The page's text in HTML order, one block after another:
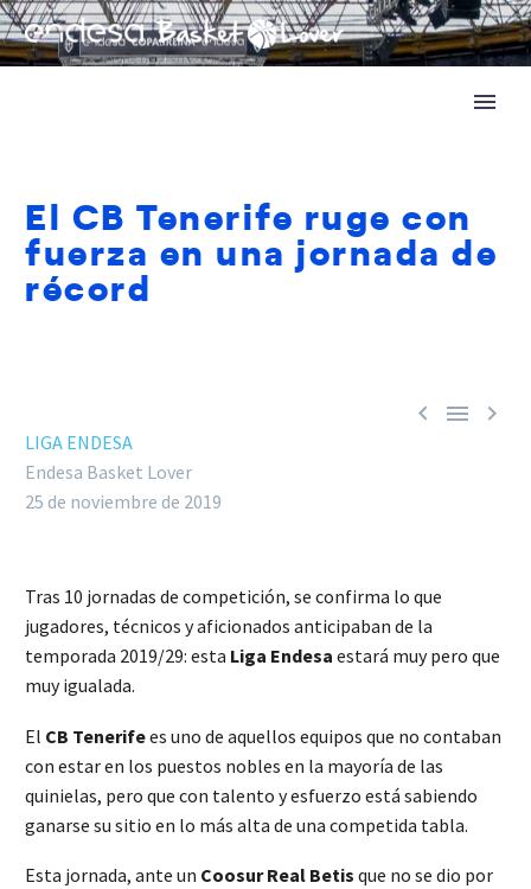
El CB Tenerife ruge con
fuerza en una jornada de
récord
  
LIGA ENDESA
Endesa Basket Lover
25 de noviembre de 2019
Tras 10 jornadas de competición, se confirma lo que
jugadores, técnicos y aficionados anticipaban de la
temporada 2019/29: esta Liga Endesa estará muy pero que
muy igualada.
El CB Tenerifees uno de aquellos equipos que no contaban
con estar en los puestos nobles en la mayoría de las
quinielas, pero que con talento y esfuerzo está sabiendo
ganarse su sitio en lo más alta de una competida tabla.
Esta jornada, ante un Coosur Real Betis que no se dio por